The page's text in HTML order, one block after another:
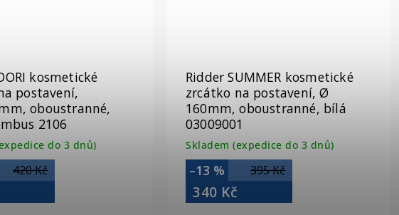
kosmetické
postavení,
oboustranné,
2106
do 3 dnů)
420 Kč
Ridder SUMMER kosmetické
zrcátko na postavení, Ø
160mm, oboustranné, bílá
03009001
Skladem (expedice do 3 dnů)
395 Kč
–13 %
340 Kč